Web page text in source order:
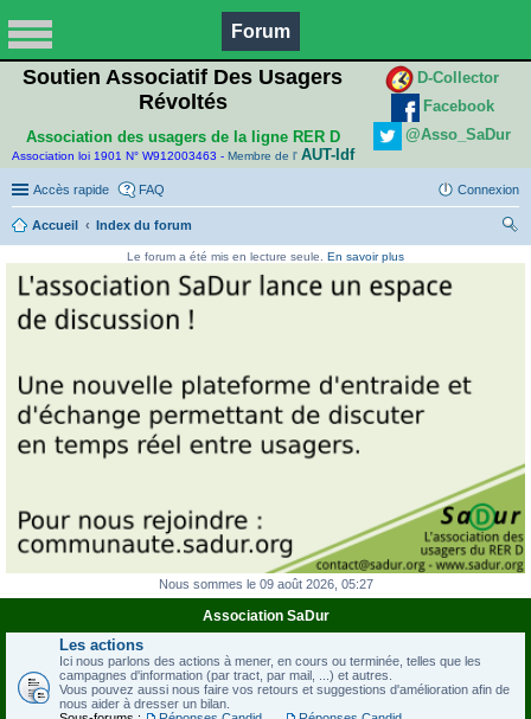
Forum
Soutien Associatif Des Usagers
Révoltés
Association des usagers de la ligne RER D
Association loi 1901 N° W912003463 - Membre de l' AUT-Idf
D-Collector
Facebook
@Asso_SaDur
Accès rapide FAQ Connexion
Accueil
Index du forum
Le forum a été mis en lecture seule. En savoir plus
Nous sommes le 09 août 2026, 05:27
Association SaDur
Les actions
Ici nous parlons des actions à mener, en cours ou terminée, telles que les
campagnes d'information (par tract, par mail, ...) et autres.
Vous pouvez aussi nous faire vos retours et suggestions d'amélioration afin de
nous aider à dresser un bilan.